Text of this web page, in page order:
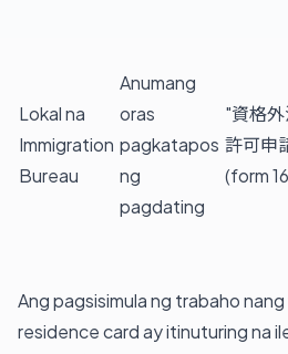
Lokal na
Immigration
Bureau
Anumang
oras
pagkatapos
ng
pagdating
"資格
許可申
(form
Ang pagsisimula ng trabaho
residence card ay itinuturing na